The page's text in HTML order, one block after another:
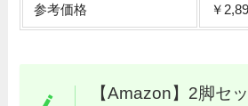
参考価格 ￥
【Amazon】2脚セ